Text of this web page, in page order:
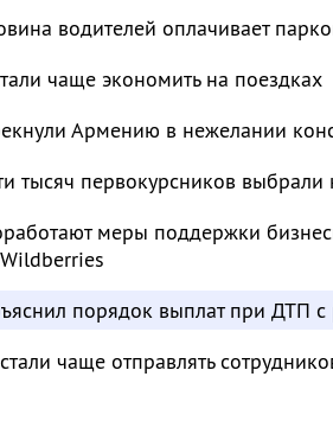
водителей оплачивает
чаще экономить на поездках
Армению в нежелании
тысяч первокурсников выбрали
меры поддержки
порядок выплат при ДТП
чаще отправлять